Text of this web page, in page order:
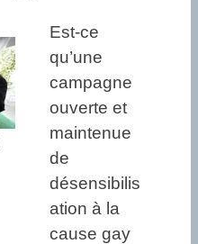
Est-ce
qu’une
campagne
ouverte et
maintenue
de
désensibilis
ation à la
cause gay